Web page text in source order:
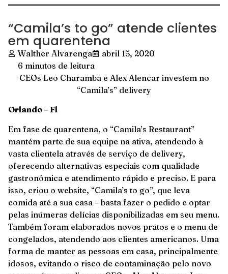
“Camila’s to go” atende clientes
em quarentena
Walther Alvarenga
abril 15, 2020
6 minutos de leitura
CEOs Leo Charamba e Alex Alencar investem no
“Camila’s” delivery
Orlando – Fl
Em fase de quarentena, o “Camila’s Restaurant”
mantém parte de sua equipe na ativa, atendendo à
vasta clientela através de serviço de delivery,
oferecendo alternativas especiais com qualidade
gastronômica e atendimento rápido e preciso. E para
isso, criou o website, “Camila’s to go”, que leva
comida até a sua casa – basta fazer o pedido e optar
pelas inúmeras delícias disponibilizadas em seu menu.
Também foram elaborados novos pratos e o menu de
congelados, atendendo aos clientes americanos. Uma
forma de manter as pessoas em casa, principalmente
idosos, evitando o risco de contaminação pelo novo